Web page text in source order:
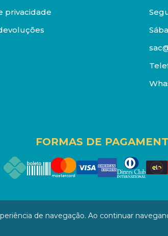
privacidade
FORMAS DE
94 - LOJA - Rua Senador Feijó - São
de navegação. Ao continuar